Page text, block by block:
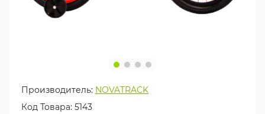
Производитель: NOVATRACK
Код Товара: 5143